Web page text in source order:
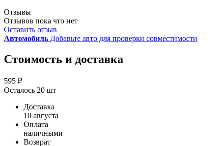
Отзывы
Отзывов пока что нет
Оставить отзыв
Автомобиль Добавьте авто для проверки совместимости
Стоимость и доставка
595 ₽
Осталось 20 шт
Доставка
10 августа
Оплата
наличными
Возврат